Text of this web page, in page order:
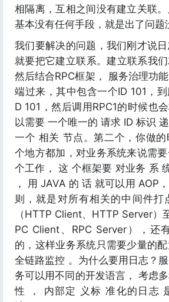
相隔离，互相之间没有建立关联
基本没有任何手段，就是出了问题
我们要解决的问题，我们刚才说
就要把它建立联系。建立联系我们
然后结合RPC框架， 服务治理功
端过来，其中包含一个ID 101，
D 101，然后调用RPC1的时候也
以需要 一个唯一的 请求 ID 标识
一个 相关 节点。第二个，你做
个地方都加，对业务系统来说需
个工作， 这 个框架要 对业务 系
， 用 JAVA 的 话 就可以用 AOP
则，就是对所有相关的中间件打
（HTTP Client、HTTP Server）
PC Client、RPC Server），还
的，这样业务系统只需要少量的
全链路监控 。为什么要用日志？
务可以用不同的开发语言， 考虑
性 ， 内部定 义标 准化的日志